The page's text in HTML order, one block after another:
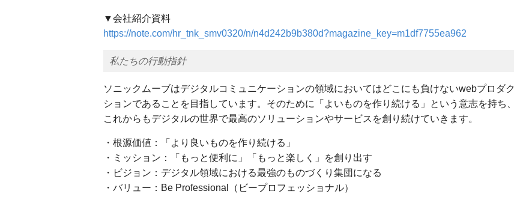
▼会社紹介資料
https://note.com/hr_tnk_smv0320/n/n4d242b9b380d?magazine_key=m1df7755ea962
私たちの行動指針
ソニックムーブはデジタルコミュニケーションの領域においてはどこにも負けないwebプロダク
ションであることを目指しています。そのために「よいものを作り続ける」という意志を持ち、
これからもデジタルの世界で最高のソリューションやサービスを創り続けていきます。
・根源価値：「より良いものを作り続ける」
・ミッション：「もっと便利に」「もっと楽しく」を創り出す
・ビジョン：デジタル領域における最強のものづくり集団になる
・バリュー：Be Professional（ビープロフェッショナル）